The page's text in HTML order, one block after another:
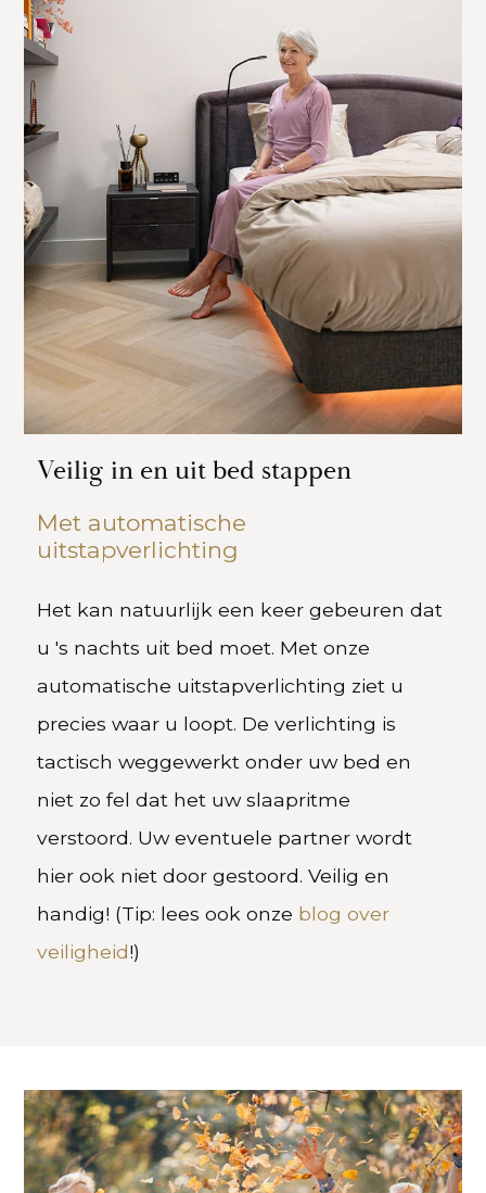
Veilig in en uit bed stappen
Met automatische
uitstapverlichting
Het kan natuurlijk een keer gebeuren dat
u 's nachts uit bed moet. Met onze
automatische uitstapverlichting ziet u
precies waar u loopt. De verlichting is
tactisch weggewerkt onder uw bed en
niet zo fel dat het uw slaapritme
verstoord. Uw eventuele partner wordt
hier ook niet door gestoord. Veilig en
handig! (Tip: lees ook onze blog over
veiligheid!)